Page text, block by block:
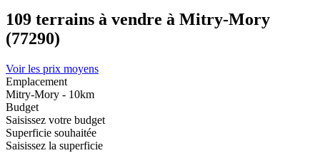
109 terrains à vendre à Mitry-Mory
(77290)
Voir les prix moyens
Emplacement
Mitry-Mory - 10km
Budget
Saisissez votre budget
Superficie souhaitée
Saisissez la superficie